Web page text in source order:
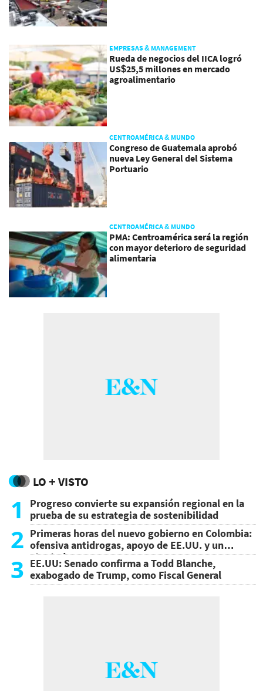
EMPRESAS & MANAGEMENT
Rueda de negocios del IICA logró
US$25,5 millones en mercado
agroalimentario
CENTROAMÉRICA & MUNDO
Congreso de Guatemala aprobó
nueva Ley General del Sistema
Portuario
CENTROAMÉRICA & MUNDO
PMA: Centroamérica será la región
con mayor deterioro de seguridad
alimentaria
LO + VISTO
1
Progreso convierte su expansión regional en la
prueba de su estrategia de sostenibilidad
2 Primeras horas del nuevo gobierno en Colombia:
ofensiva antidrogas, apoyo de EE.UU. y un
atentado
3 EE.UU: Senado confirma a Todd Blanche,
exabogado de Trump, como Fiscal General